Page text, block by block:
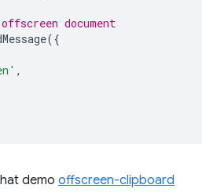
document
({
,
demo offscreen-clipboard